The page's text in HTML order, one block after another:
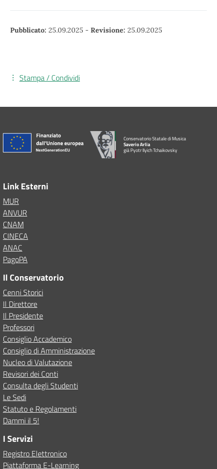
Pubblicato: 25.09.2025 - Revisione: 25.09.2025
Stampa / Condividi
Conservatorio Statale di Musica
Saverio Arlia
già Pyotr Ilyich Tchaikovsky
Link Esterni
MUR
ANVUR
CNAM
CINECA
ANAC
PagoPA
Il Conservatorio
Cenni Storici
Il Direttore
Il Presidente
Professori
Consiglio Accademico
Consiglio di Amministrazione
Nucleo di Valutazione
Revisori dei Conti
Consulta degli Studenti
Le Sedi
Statuto e Regolamenti
Dammi il 5!
I Servizi
Registro Elettronico
Piattaforma E-Learning